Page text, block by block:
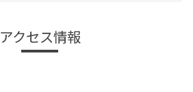
アクセス情報